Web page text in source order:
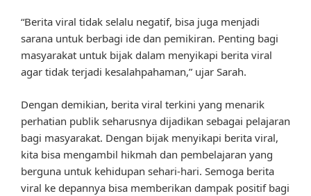
“Berita viral tidak selalu negatif, bisa juga menjadi
sarana untuk berbagi ide dan pemikiran. Penting bagi
masyarakat untuk bijak dalam menyikapi berita viral
agar tidak terjadi kesalahpahaman,” ujar Sarah.
Dengan demikian, berita viral terkini yang menarik
perhatian publik seharusnya dijadikan sebagai pelajaran
bagi masyarakat. Dengan bijak menyikapi berita viral,
kita bisa mengambil hikmah dan pembelajaran yang
berguna untuk kehidupan sehari-hari. Semoga berita
viral ke depannya bisa memberikan dampak positif bagi